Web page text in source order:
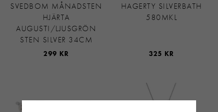
SVEDBOM MÅNADSTEN
HJÄRTA
AUGUSTI/LJUSGRÖN
STEN SILVER 34CM
299 KR
HAGERTY SILVERBATH
580MKL
325 KR